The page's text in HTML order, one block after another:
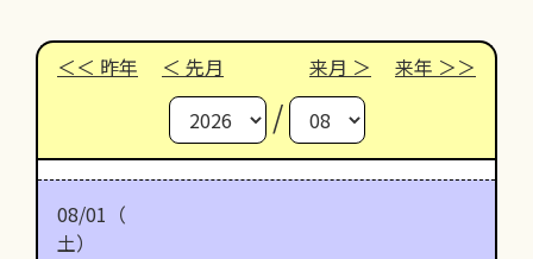
昨年 先月 来月 来年
/
08/01（
土）